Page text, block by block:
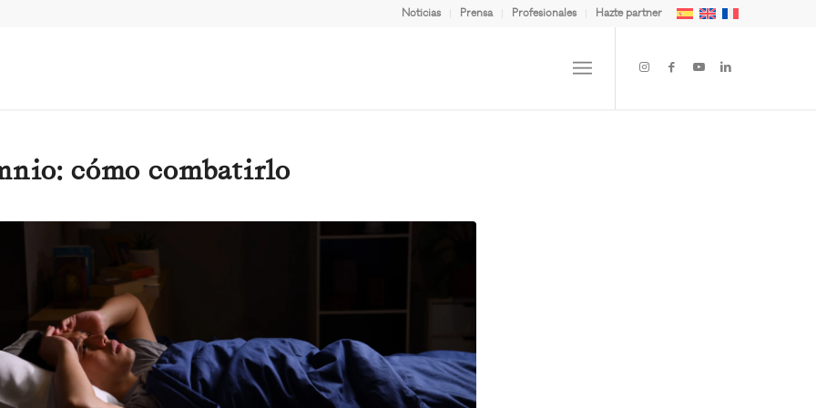
Noticias Prensa Profesionales Hazte partner
cómo combatirlo